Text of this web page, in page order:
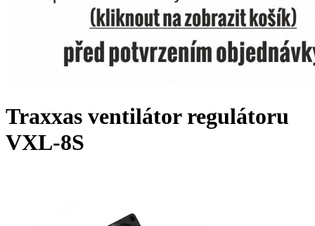
Traxxas ventilátor regulátoru
VXL-8S